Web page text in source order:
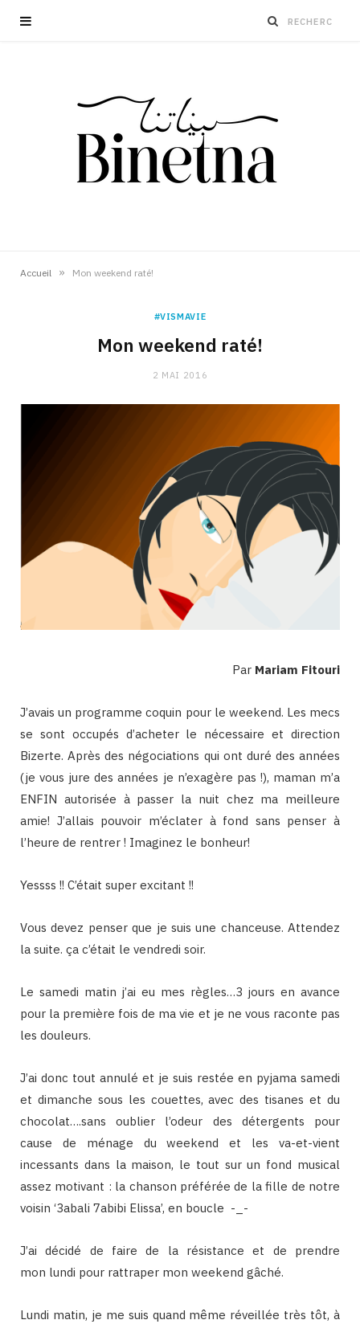
Accueil » Mon weekend raté!
#VISMAVIE
Mon weekend raté!
2 MAI 2016
Par Mariam Fitouri
J’avais un programme coquin pour le weekend. Les mecs
se sont occupés d’acheter le nécessaire et direction
Bizerte. Après des négociations qui ont duré des années
(je vous jure des années je n’exagère pas !), maman m’a
ENFIN autorisée à passer la nuit chez ma meilleure
amie! J’allais pouvoir m’éclater à fond sans penser à
l’heure de rentrer ! Imaginez le bonheur!
Yessss !! C’était super excitant !!
Vous devez penser que je suis une chanceuse. Attendez
la suite. ça c’était le vendredi soir.
Le samedi matin j’ai eu mes règles…3 jours en avance
pour la première fois de ma vie et je ne vous raconte pas
les douleurs.
J’ai donc tout annulé et je suis restée en pyjama samedi
et dimanche sous les couettes, avec des tisanes et du
chocolat….sans oublier l’odeur des détergents pour
cause de ménage du weekend et les va-et-vient
incessants dans la maison, le tout sur un fond musical
assez motivant : la chanson préférée de la fille de notre
voisin ‘3abali 7abibi Elissa’, en boucle -_-
J’ai décidé de faire de la résistance et de prendre
mon lundi pour rattraper mon weekend gâché.
Lundi matin, je me suis quand même réveillée très tôt, à